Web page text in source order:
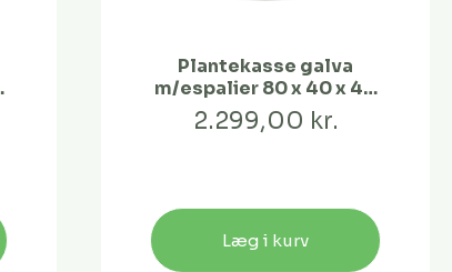
Plantekasse galva
m/espalier 80 x 40 x 40
cm
2.299,00 kr.
Læg i kurv